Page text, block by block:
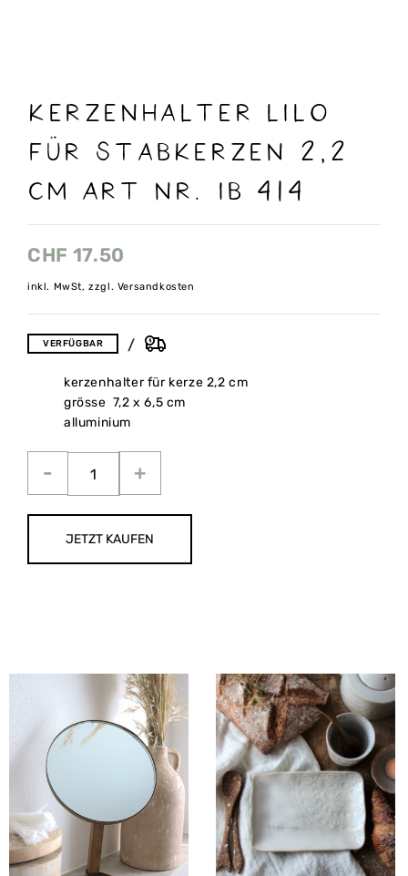
Kerzenhalter lilo
für Stabkerzen 2,2
cm Art nr. Ib 414
CHF 17.50
inkl. MwSt, zzgl. Versandkosten
VERFÜGBAR
kerzenhalter für kerze 2,2 cm
grösse 7,2 x 6,5 cm
alluminium
JETZT KAUFEN